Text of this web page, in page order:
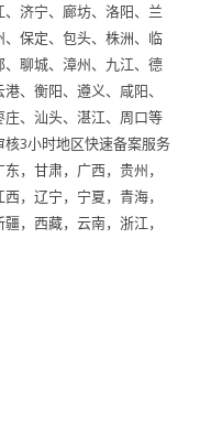
济宁、廊坊、洛阳、兰
保定、包头、株洲、临
聊城、漳州、九江、德
、衡阳、遵义、咸阳、
、汕头、湛江、周口等
3小时地区快速备案服务
，甘肃，广西，贵州，
，辽宁，宁夏，青海，
，西藏，云南，浙江，